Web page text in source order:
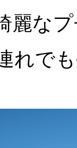
麗な
れで